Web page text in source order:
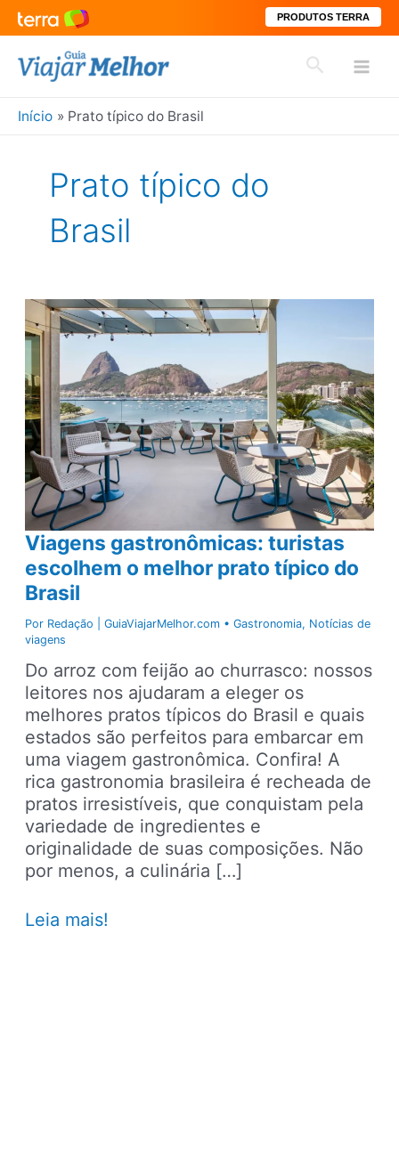
PRODUTOS TERRA
para
conteúdo
Pesquisar
Início Prato típico do Brasil
Prato típico do
Brasil
Viagens gastronômicas: turistas
escolhem o melhor prato típico do
Brasil
Por Redação | GuiaViajarMelhor.com •Gastronomia, Notícias de
viagens
Do arroz com feijão ao churrasco: nossos
leitores nos ajudaram a eleger os
melhores pratos típicos do Brasil e quais
estados são perfeitos para embarcar em
uma viagem gastronômica. Confira! A
rica gastronomia brasileira é recheada de
pratos irresistíveis, que conquistam pela
variedade de ingredientes e
originalidade de suas composições. Não
por menos, a culinária […]
Viagens
Leia mais!